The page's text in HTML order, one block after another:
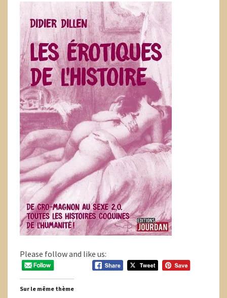
Please follow and like us:
Sur le même thème